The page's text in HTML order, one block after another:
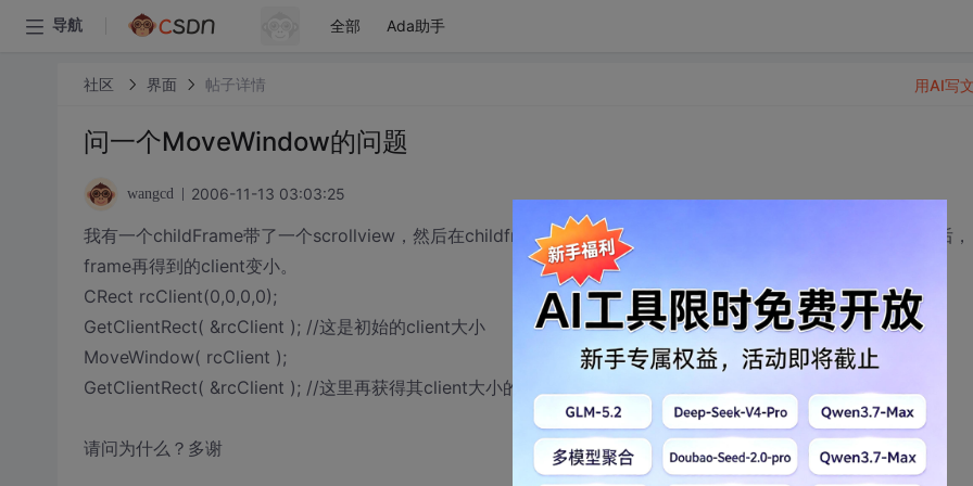
导航 全部 Ada助手
社区 界面 帖子详情
问一个MoveWindow的问题
wangcd 2006-11-13 03:03:25
我有一个childFrame带了一个scrollview，然后在childframe的cpp里用如下的语句，发现每次movewindow之后，
frame再得到的client变小。
CRect rcClient(0,0,0,0);
GetClientRect( &rcClient ); //这是初始的client大小
MoveWindow( rcClient );
GetClientRect( &rcClient ); //这里再获得其client大小的时候，比刚开始的client要小。
请问为什么？多谢
用AI写